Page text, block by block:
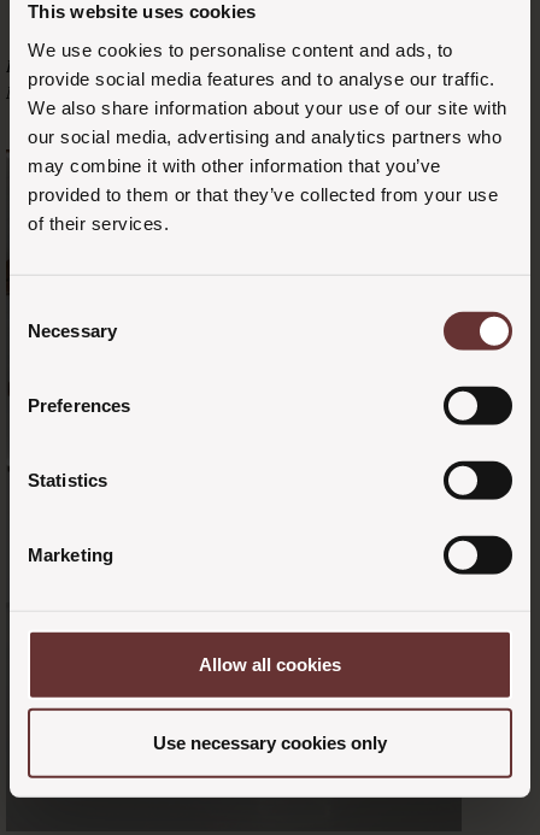
This website uses cookies
We use cookies to personalise content and ads, to
provide social media features and to analyse our traffic.
We also share information about your use of our site with
our social media, advertising and analytics partners who
may combine it with other information that you’ve
provided to them or that they’ve collected from your use
of their services.
Selection
Necessary
Preferences
Statistics
Marketing
Allow all cookies
Use necessary cookies only
Det rå gulv, de smukke hvælvede vinduer og den skønne akustik gør
Maskinhuset til en af favoritterne blandt vores personale.